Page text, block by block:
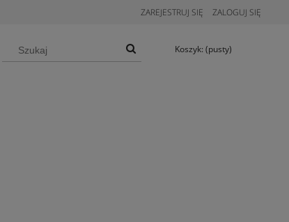
ZAREJESTRUJ SIĘ ZALOGUJ SIĘ
Koszyk: (pusty)